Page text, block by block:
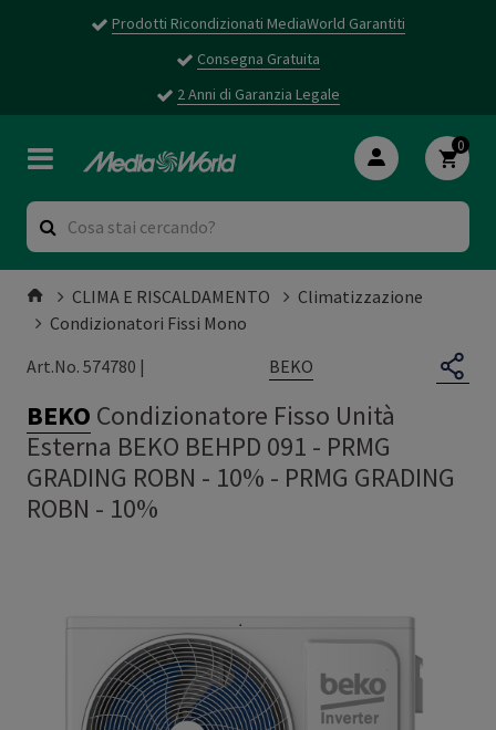
Prodotti Ricondizionati MediaWorld Garantiti
Consegna Gratuita
2 Anni di Garanzia Legale
0
CLIMA E RISCALDAMENTO
Climatizzazione
Condizionatori Fissi Mono
Art.No. 574780 |
BEKO
BEKO Condizionatore Fisso Unità
Esterna BEKO BEHPD 091 - PRMG
GRADING ROBN - 10% - PRMG GRADING
ROBN - 10%